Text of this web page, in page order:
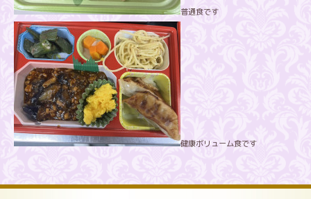
普通食です
健康ボリューム食です